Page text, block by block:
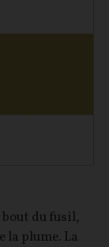
du fusil,
la plume. La